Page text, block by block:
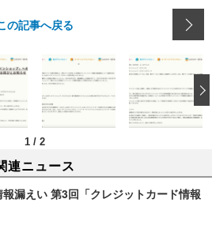
の記事へ戻る
1 / 2
連ニュース
漏えい 第3回「クレジットカード情報